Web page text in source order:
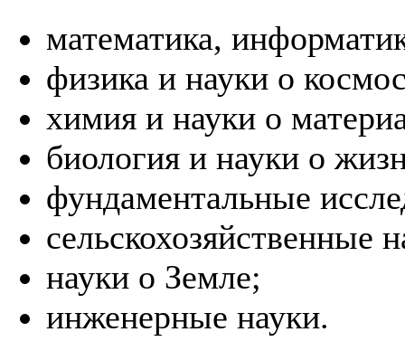
математика,
физика и науки о
химия и науки о
биология и науки о
фундаментальные
сельскохозяйственные
науки о Земле;
инженерные науки.